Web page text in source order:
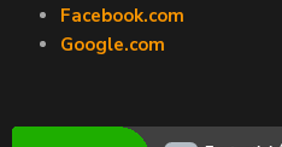
Facebook.com
Google.com